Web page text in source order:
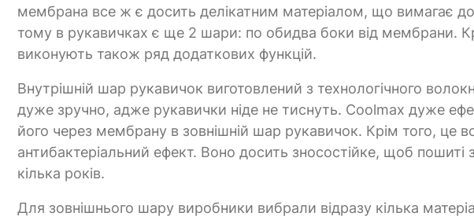
мембрана все ж є досить делікатним матеріалом, що вимагає
тому в рукавичках є ще 2 шари: по обидва боки від мембрани.
виконують також ряд додаткових функцій.
Внутрішній шар рукавичок виготовлений з технологічного
дуже зручно, адже рукавички ніде не тиснуть. Coolmax дуже
його через мембрану в зовнішній шар рукавичок. Крім того, це
антибактеріальний ефект. Воно досить зносостійке, щоб пошиті
кілька років.
Для зовнішнього шару виробники вибрали відразу кілька